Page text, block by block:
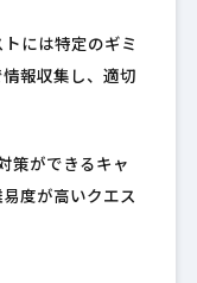
トには特定のギミ
報収集し、適切
策ができるキャ
度が高いクエス